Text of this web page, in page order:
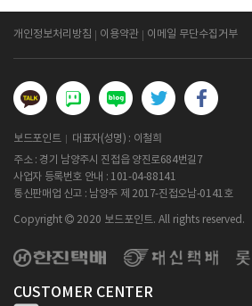
개인정보처리방침 이용약관 이메일 무단수집거부
보드포인트
대표자(성명) : 이철희
주소 : 경기 남양주시 진접읍 양진로684번길7
사업자 등록번호 안내 : 101-04-88141
통신판매업 신고 : 남양주 제 2017-진접오남-0141호
Copyright 2020 보드포인트. All rights reserved.
CUSTOMER CENTER